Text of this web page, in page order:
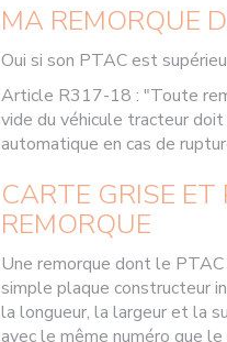
MA REMORQUE
Oui si son PTAC est
Article R317-18 : "Toute
vide du véhicule tracteur
automatique en cas de
CARTE GRISE
REMORQUE
Une remorque dont le
simple plaque constructeur
la longueur, la largeur et la
avec le même numéro que